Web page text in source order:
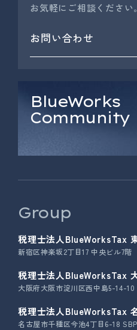
お気軽にご相談ください。
お問い合わせ
BlueWorks
Community
Group
税理士法人BlueWorksTax
新宿区神楽坂2丁目17 中央ビル7階
税理士法人BlueWorksTax
大阪府大阪市淀川区西中島5-14-
税理士法人BlueWorksTax
名古屋市千種区今池4丁目6-18